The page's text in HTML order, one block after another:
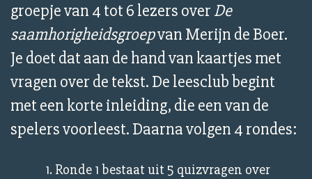
groepje van 4 tot 6 lezers over De
saamhorigheidsgroepvan Merijn de Boer.
Je doet dat aan de hand van kaartjes met
vragen over de tekst. De leesclub begint
met een korte inleiding, die een van de
spelers voorleest. Daarna volgen 4 rondes:
Ronde 1 bestaat uit 5 quizvragen over